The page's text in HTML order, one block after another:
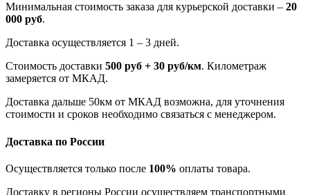
Минимальная стоимость заказа для курьерской доставки – 20
000 руб.
Доставка осуществляется 1 – 3 дней.
Стоимость доставки 500 руб + 30 руб/км. Километраж
замеряется от МКАД.
Доставка дальше 50км от МКАД возможна, для уточнения
стоимости и сроков необходимо связаться с менеджером.
Доставка по России
Осуществляется только после 100% оплаты товара.
Доставку в регионы России осуществляем транспортными